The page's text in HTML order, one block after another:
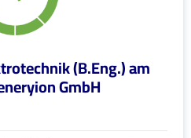
(B.Eng.) am
GmbH